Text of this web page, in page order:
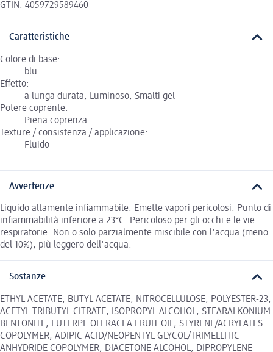
GTIN: 4059729589460
Caratteristiche
Colore di base:
blu
Effetto:
a lunga durata, Luminoso, Smalti gel
Potere coprente:
Piena coprenza
Texture / consistenza / applicazione:
Fluido
Avvertenze
Liquido altamente infiammabile. Emette vapori pericolosi. Punto di
infiammabilità inferiore a 23°C. Pericoloso per gli occhi e le vie
respiratorie. Non o solo parzialmente miscibile con l'acqua (meno
del 10%), più leggero dell'acqua.
Sostanze
ETHYL ACETATE, BUTYL ACETATE, NITROCELLULOSE, POLYESTER-23,
ACETYL TRIBUTYL CITRATE, ISOPROPYL ALCOHOL, STEARALKONIUM
BENTONITE, EUTERPE OLERACEA FRUIT OIL, STYRENE/ACRYLATES
COPOLYMER, ADIPIC ACID/NEOPENTYL GLYCOL/TRIMELLITIC
ANHYDRIDE COPOLYMER, DIACETONE ALCOHOL, DIPROPYLENE